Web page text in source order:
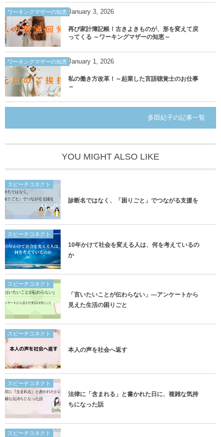
ワーキングマザーの知恵 January 3, 2026
再び家計簿記帳！古きよきものが、形を変えて戻
ってくる ～ワーキングマザーの知恵～
ワーキングマザーの知恵 January 1, 2026
私の働き方改革！～起業した言語聴覚士のお仕事
～
多田紀子の記事一覧
YOU MIGHT ALSO LIKE
スピーチコネクト
診断名ではなく、「困りごと」でつながる支援を
スピーチコネクト
10年かけて社会を変える人は、何を考えているの
か
スピーチコネクト
「言いたいことが伝わらない」―アンケートから
見えた生活の困りごと
スピーチコネクト
本人の声を社会へ返す
スピーチコネクト
法律に「含まれる」と書かれた日に、複雑な気持
ちになった話
スピーチコネクト